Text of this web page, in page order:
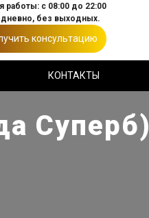
работы: с 08:00 до 22:00
без выходных.
консультацию
КОНТАКТЫ
Суперб)